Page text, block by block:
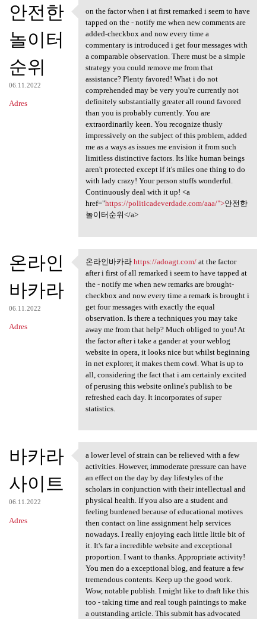
안전한
놀이터
순위
06.11.2022
Adres
on the factor when i at first
on the factor when i at first remarked i seem to have
tapped on the - notify me when new comments are
added-checkbox and now every time a
commentary is introduced i get four messages with
a comparable observation. There must be a simple
strategy you could remove me from that
assistance? Plenty favored! What i do not
comprehended may be very you're currently not
definitely substantially greater all round favored
than you is probably currently. You are
extraordinarily keen. You recognize thusly
impressively on the subject of this problem, added
me as a ways as issues me envision it from such
limitless distinctive factors. Its like human beings
aren't protected except if it's miles one thing to do
with lady crazy! Your person stuffs wonderful.
Continuously deal with it up! <a
href="https://politicadeverdade.com/aaa/">안전한
놀이터순위</a>
온라인
바카라
06.11.2022
Adres
온라인바카라 https://adoagt.com/ at
온라인바카라 https://adoagt.com/at the factor
after i first of all remarked i seem to have tapped at
the - notify me when new remarks are brought-
checkbox and now every time a remark is brought i
get four messages with exactly the equal
observation. Is there a techniques you may take
away me from that help? Much obliged to you! At
the factor after i take a gander at your weblog
website in opera, it looks nice but whilst beginning
in net explorer, it makes them cowl. What is up to
all, considering the fact that i am certainly excited
of perusing this website online's publish to be
refreshed each day. It incorporates of super
statistics.
바카라
사이트
06.11.2022
Adres
a lower level of strain can
a lower level of strain can be relieved with a few
activities. However, immoderate pressure can have
an effect on the day by day lifestyles of the
scholars in conjunction with their intellectual and
physical health. If you also are a student and
feeling burdened because of educational motives
then contact on line assignment help services
nowadays. I really enjoying each little little bit of
it. It's far a incredible website and exceptional
proportion. I want to thanks. Appropriate activity!
You men do a exceptional blog, and feature a few
tremendous contents. Keep up the good work.
Wow, notable publish. I might like to draft like this
too - taking time and real tough paintings to make
a outstanding article. This submit has advocated